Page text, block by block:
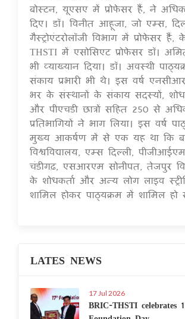
बोस्टन, यूएसए में प्रोफेसर हैं, ने
दिए। डॉ। विनीत आहूजा, जो एम्स,
गैस्ट्रोएंटरोलॉजी विभाग में प्रोफेसर हैं,
THSTI में एसोसिएट प्रोफेसर डॉ।
भी व्याख्यान दिया। डॉ। अवस्थी
संकाय प्रभारी भी थे। इस वर्ष
भर के संस्थानों के संकाय सदस्यों,
और पीएचडी छात्रों सहित 250 से
प्रतिभागियों ने भाग लिया। इस वर्ष
मुख्य आकर्षण में से एक यह था कि
विश्वविद्यालय, एम्स दिल्ली,
चंडीगढ़, एसआरएम सोनीपत, तेजपुर
के शोधकर्ता और अन्य लोग लाइव
शामिल होकर पाठ्यक्रम में शामिल
LATES NEWS
17 Jul 2026
BRIC-THSTI celebrates